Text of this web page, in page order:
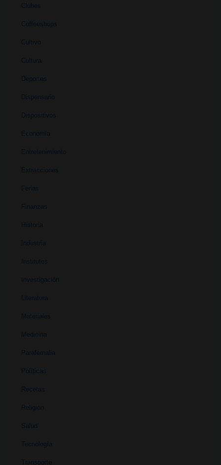
Clubes
Coffeeshops
Cultivo
Cultura
Deportes
Dispensario
Dispositivos
Economía
Entretenimiento
Extracciones
Ferias
Finanzas
Historia
Industria
Institutos
Investigación
Literatura
Materiales
Medicina
Parafernalia
Políticas
Recetas
Religión
Salud
Tecnología
Transporte